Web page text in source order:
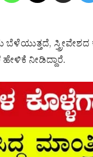
ಸ್ತ್ರೀವೇಶದ
ನೀಡಿದ್ದಾರೆ.